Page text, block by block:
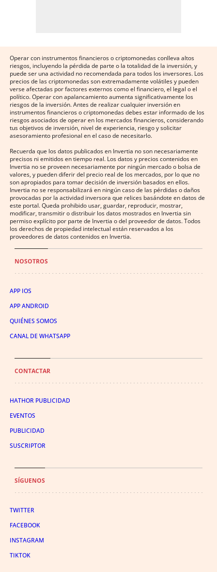
Operar con instrumentos financieros o criptomonedas conlleva altos
riesgos, incluyendo la pérdida de parte o la totalidad de la inversión, y
puede ser una actividad no recomendada para todos los inversores. Los
precios de las criptomonedas son extremadamente volátiles y pueden
verse afectadas por factores externos como el financiero, el legal o el
político. Operar con apalancamiento aumenta significativamente los
riesgos de la inversión. Antes de realizar cualquier inversión en
instrumentos financieros o criptomonedas debes estar informado de los
riesgos asociados de operar en los mercados financieros, considerando
tus objetivos de inversión, nivel de experiencia, riesgo y solicitar
asesoramiento profesional en el caso de necesitarlo.
Recuerda que los datos publicados en Invertia no son necesariamente
precisos ni emitidos en tiempo real. Los datos y precios contenidos en
Invertia no se proveen necesariamente por ningún mercado o bolsa de
valores, y pueden diferir del precio real de los mercados, por lo que no
son apropiados para tomar decisión de inversión basados en ellos.
Invertia no se responsabilizará en ningún caso de las pérdidas o daños
provocadas por la actividad inversora que relices basándote en datos de
este portal. Queda prohibido usar, guardar, reproducir, mostrar,
modificar, transmitir o distribuir los datos mostrados en Invertia sin
permiso explícito por parte de Invertia o del proveedor de datos. Todos
los derechos de propiedad intelectual están reservados a los
proveedores de datos contenidos en Invertia.
NOSOTROS
APP IOS
APP ANDROID
QUIÉNES SOMOS
CANAL DE WHATSAPP
CONTACTAR
HATHOR PUBLICIDAD
EVENTOS
PUBLICIDAD
SUSCRIPTOR
SÍGUENOS
TWITTER
FACEBOOK
INSTAGRAM
TIKTOK